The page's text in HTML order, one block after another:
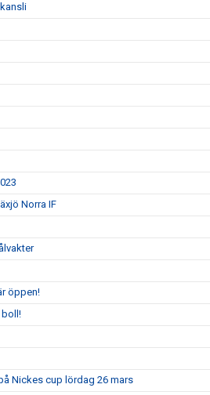
Norra IF
öppen!
boll!
Nickes cup lördag 26 mars